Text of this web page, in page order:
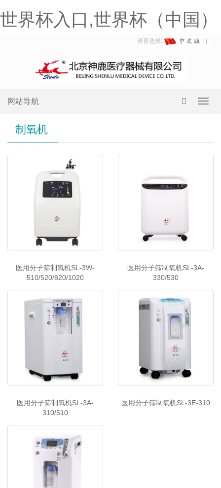
世界杯入口,世界杯（中国）
语言选择:
网站导航
制氧机
医用分子筛制氧机SL-3W-
510/520/820/1020
医用分子筛制氧机SL-3A-
330/530
医用分子筛制氧机SL-3A-
310/510
医用分子筛制氧机SL-3E-310